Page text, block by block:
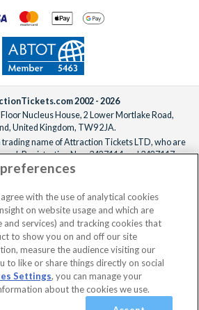
2002 - 2026
Nucleus House, 2 Lower Mortlake Road,
United Kingdom, TW9 2JA.
name of Attraction Tickets LTD, who are
Registration Nos. 3427114 and 3427117.
registered number 4390984 and VAT Number
you can travel with confidence
The Association of Bonded Travel Organisers
Trust Limited (ABTOT).
with the use of analytical cookies
on website usage and which are
services) and tracking cookies that
to show you on and off our site
measure the audience visiting our
to like or share things directly on social
Settings, you can manage your
about the cookies we use.